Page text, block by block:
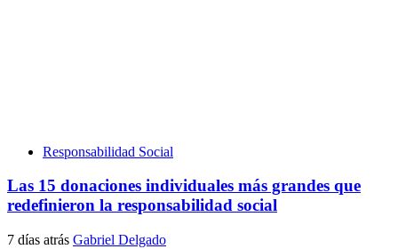
Responsabilidad Social
Las 15 donaciones individuales más grandes que
redefinieron la responsabilidad social
7 días atrás Gabriel Delgado